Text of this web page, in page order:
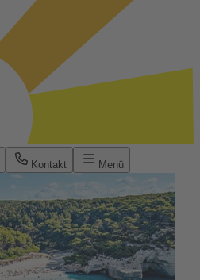
Kontakt Menü